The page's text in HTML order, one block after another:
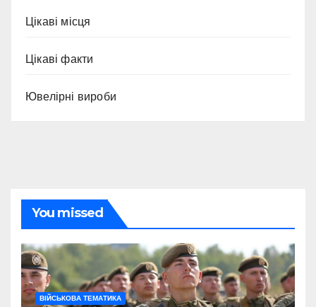
Цікаві місця
Цікаві факти
Ювелірні вироби
You missed
ВІЙСЬКОВА ТЕМАТИКА